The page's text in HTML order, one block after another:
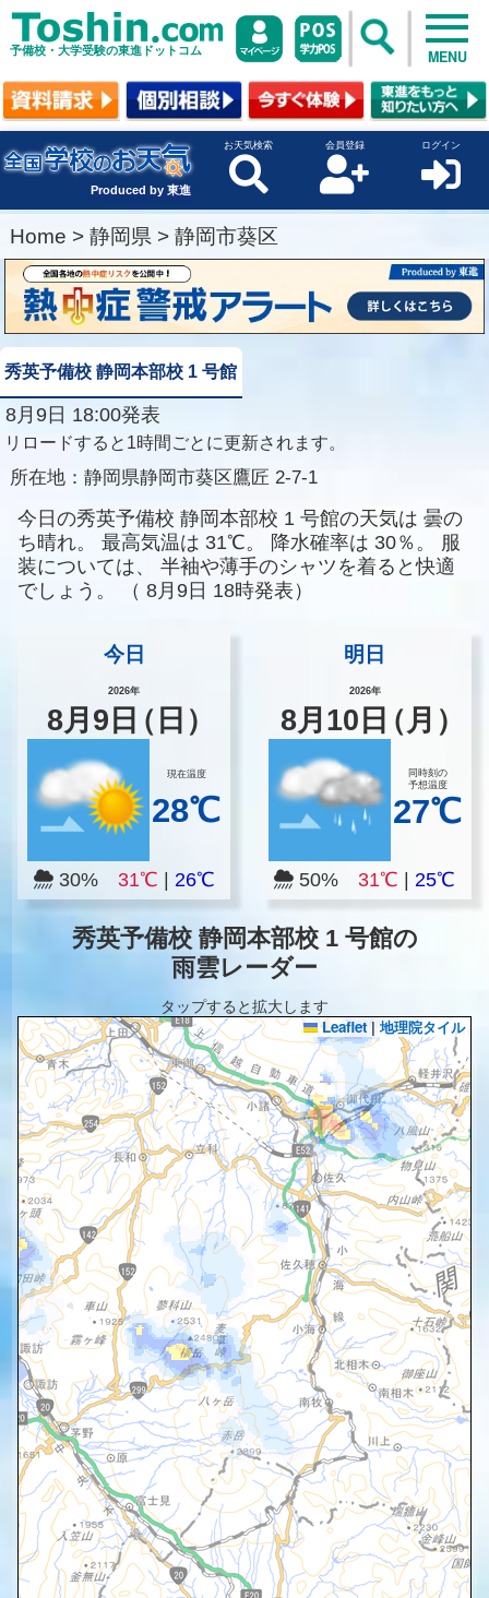
予備校・大学受験の東進ドットコム MENU
Produced by 東進
お天気検索 会員登録 ログイン
Home > 静岡県 > 静岡市葵区
秀英予備校 静岡本部校 1 号館
8月9日 18:00発表
リロードすると1時間ごとに更新されます。
所在地： 静岡県静岡市葵区鷹匠 2-7-1
今日の秀英予備校 静岡本部校 1 号館の天気は 曇の
ち晴れ。
最高気温は 31℃。 降水確率は 30％。
服
装については、
半袖や薄手のシャツを着ると快適
でしょう。
（ 8月9日 18時発表）
今日
2026年
8月 9 日（日）
現在温度
28℃
30% 31℃ 26℃
明日
2026年
8月 10 日（月）
同時刻の
予想温度
27℃
50%31℃ |25℃
秀英予備校 静岡本部校 1 号館の
雨雲レーダー
タップすると拡大します
Leaflet | 地理院タイル